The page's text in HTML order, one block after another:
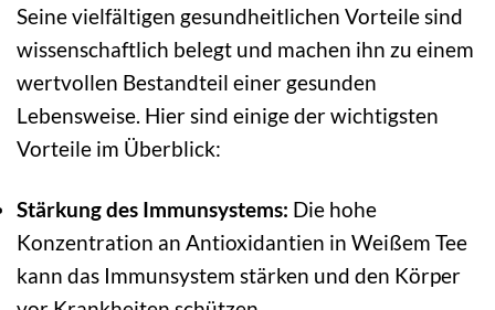
Seine vielfältigen gesundheitlichen Vorteile sind
wissenschaftlich belegt und machen ihn zu einem
wertvollen Bestandteil einer gesunden
Lebensweise. Hier sind einige der wichtigsten
Vorteile im Überblick:
Stärkung des Immunsystems: Die hohe
Konzentration an Antioxidantien in Weißem Tee
kann das Immunsystem stärken und den Körper